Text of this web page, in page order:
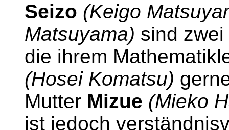
Seizo (Keigo
Matsuyama) sind
die ihrem
(Hosei Komatsu)
Mutter Mizue (Mieko
ist jedoch